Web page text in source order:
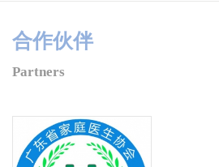
合作伙伴
Partners